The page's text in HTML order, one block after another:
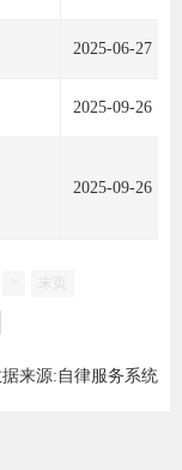
2025-06-27
2025-09-26
2025-09-26
来源:自律服务系统